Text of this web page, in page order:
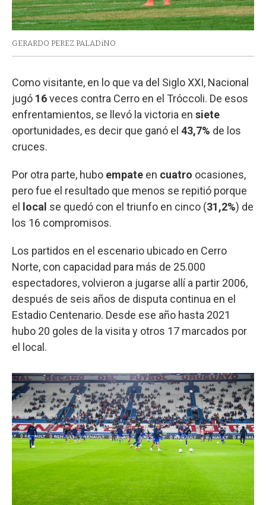
GERARDO PEREZ PALADiNO
Como visitante, en lo que va del Siglo XXI, Nacional
jugó 16veces contra Cerro en el Tróccoli. De esos
enfrentamientos, se llevó la victoria en siete
oportunidades, es decir que ganó el 43,7% de los
cruces.
Por otra parte, hubo empate en cuatro ocasiones,
pero fue el resultado que menos se repitió porque
el
local se quedó con el triunfo en cinco (31,2%) de
los 16 compromisos.
Los partidos en el escenario ubicado en Cerro
Norte, con capacidad para más de 25.000
espectadores, volvieron a jugarse allí a partir 2006,
después de seis años de disputa continua en el
Estadio Centenario. Desde ese año hasta 2021
hubo 20 goles de la visita y otros 17 marcados por
el local.